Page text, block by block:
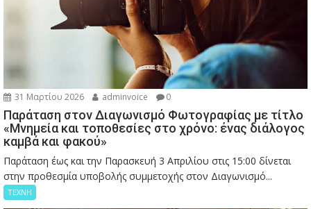
31 Μαρτίου 2026 adminvoice 0
Παράταση στον Διαγωνισμό Φωτογραφίας με τίτλο
«Μνημεία και τοποθεσίες στο χρόνο: ένας διάλογος
καμβά και φακού»
Παράταση έως και την Παρασκευή 3 Απριλίου στις 15:00 δίνεται
στην προθεσμία υποβολής συμμετοχής στον Διαγωνισμό...
ΤΕΧΝΗ